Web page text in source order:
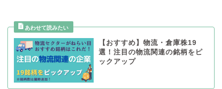
【おすすめ】物流・倉庫株19
選！注目の物流関連の銘柄をピ
ックアップ